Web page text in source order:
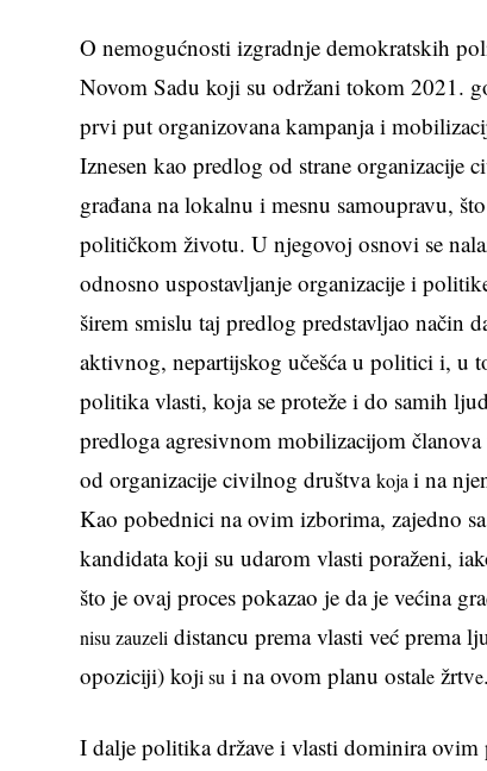
O nemogućnosti izgradnje demokratskih
Novom Sadu koji su održani tokom 2021.
prvi put organizovana kampanja i
Iznesen kao predlog od strane
građana na lokalnu i mesnu samoupravu,
političkom životu. U njegovoj osnovi se
odnosno uspostavljanje organizacije i
širem smislu taj predlog predstavljao način
aktivnog, nepartijskog učešća u politici i, u
politika vlasti, koja se proteže i do samih
predloga agresivnom mobilizacijom
od organizacije civilnog društvakojai na
Kao pobednici na ovim izborima, zajedno
kandidata koji su udarom vlasti poraženi,
što je ovaj proces pokazao je da je većina
nisu zauzeli distancu prema vlasti već prema
opoziciji) koji su i na ovom planu ostale žrtve.
I dalje politika države i vlasti dominira